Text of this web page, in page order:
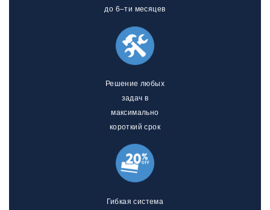
до 6–ти месяцев
Решение любых
задач в
максимально
короткий срок
Гибкая система